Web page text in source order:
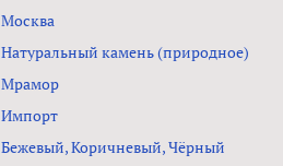
Москва
Натуральный камень (природное)
Мрамор
Импорт
Бежевый, Коричневый, Чёрный